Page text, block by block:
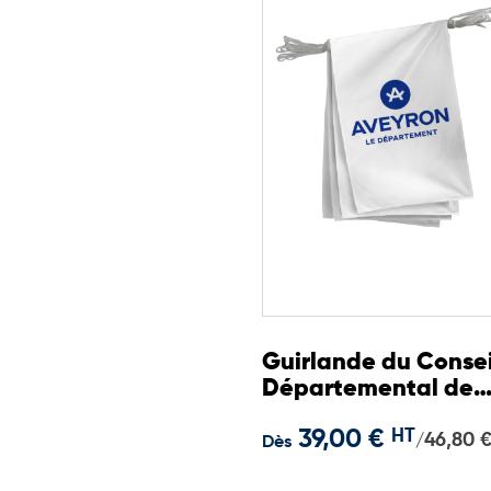
Guirlande du
Départemental de
Dès 39,00 € HT /46,80 €